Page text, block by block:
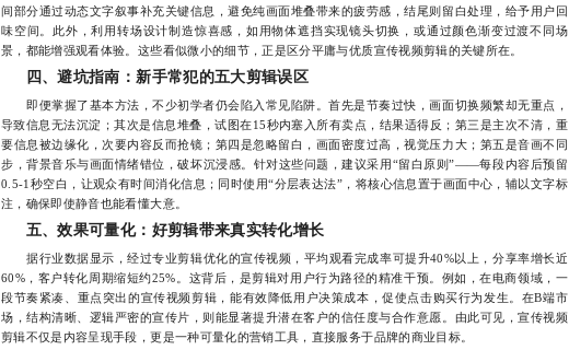
间部分通过动态文字叙事补充关键信息，避免纯画面堆叠带来的疲劳感，结尾则留白处理，给予用户回
味空间。此外，利用转场设计制造惊喜感，如用物体遮挡实现镜头切换，或通过颜色渐变过渡不同场
景，都能增强观看体验。这些看似微小的细节，正是区分平庸与优质宣传视频剪辑的关键所在。
四、避坑指南：新手常犯的五大剪辑误区
即便掌握了基本方法，不少初学者仍会陷入常见陷阱。首先是节奏过快，画面切换频繁却无重点，
导致信息无法沉淀；其次是信息堆叠，试图在15秒内塞入所有卖点，结果适得反；第三是主次不清，重
要信息被边缘化，次要内容反而抢镜；第四是忽略留白，画面密度过高，视觉压力大；第五是音画不同
步，背景音乐与画面情绪错位，破坏沉浸感。针对这些问题，建议采用“留白原则”——每段内容后预留
0.5-1秒空白，让观众有时间消化信息；同时使用“分层表达法”，将核心信息置于画面中心，辅以文字标
注，确保即使静音也能看懂大意。
五、效果可量化：好剪辑带来真实转化增长
据行业数据显示，经过专业剪辑优化的宣传视频，平均观看完成率可提升40%以上，分享率增长近
60%，客户转化周期缩短约25%。这背后，是剪辑对用户行为路径的精准干预。例如，在电商领域，一
段节奏紧凑、重点突出的宣传视频剪辑，能有效降低用户决策成本，促使点击购买行为发生。在B端市
场，结构清晰、逻辑严密的宣传片，则能显著提升潜在客户的信任度与合作意愿。由此可见，宣传视频
剪辑不仅是内容呈现手段，更是一种可量化的营销工具，直接服务于品牌的商业目标。